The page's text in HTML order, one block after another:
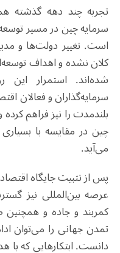
تجربه چند دهه گذشته
سرمایه چین در مسیر
است. تغییر دولت‌ها و
کلان نشده و اهداف
شده‌اند. استمرار این
سرمایه‌گذاران و فعالان
بلندمدت را نیز فراهم
چین در مقایسه با
می‌آید.
پس از تثبیت جایگاه
عرصه بین‌المللی نیز
کمربند و جاده و
تمدن جهانی را می‌توان
دانست. ابتکارهایی که